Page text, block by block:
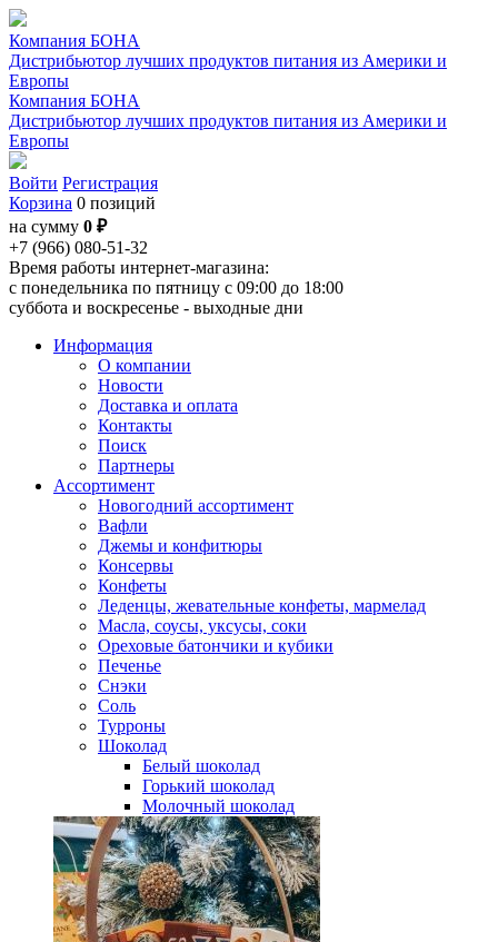
Компания БОНА
Дистрибьютор лучших продуктов питания из Америки и
Европы
Компания БОНА
Дистрибьютор лучших продуктов питания из Америки и
Европы
Войти Регистрация
Корзина 0 позиций
на сумму 0 ₽
+7 (966) 080-51-32
Время работы интернет-магазина:
с понедельника по пятницу с 09:00 до 18:00
суббота и воскресенье - выходные дни
Информация
О компании
Новости
Доставка и оплата
Контакты
Поиск
Партнеры
Ассортимент
Новогодний ассортимент
Вафли
Джемы и конфитюры
Консервы
Конфеты
Леденцы, жевательные конфеты, мармелад
Масла, соусы, уксусы, соки
Ореховые батончики и кубики
Печенье
Снэки
Соль
Турроны
Шоколад
Белый шоколад
Горький шоколад
Молочный шоколад